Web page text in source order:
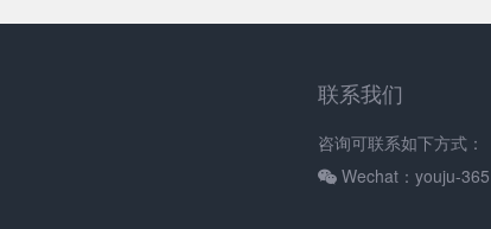
联系我们
咨询可联系如下方式：
Wechat：youju-365